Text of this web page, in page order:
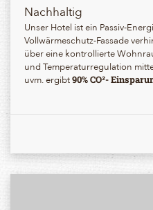
Nachhaltig
Unser Hotel ist ein Passiv-
Vollwärmeschutz-Fassade
über eine kontrollierte
und Temperaturregulation
uvm. ergibt90% CO²-